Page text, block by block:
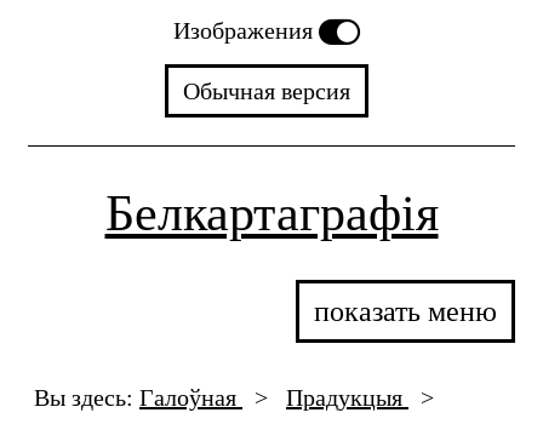
Изображения
Обычная версия
Белкартаграфія
показать меню
Вы здесь: Галоўная > Прадукцыя
>